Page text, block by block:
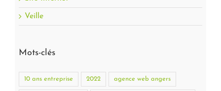
Veille
Mots-clés
10 ans entreprise 2022 agence web angers